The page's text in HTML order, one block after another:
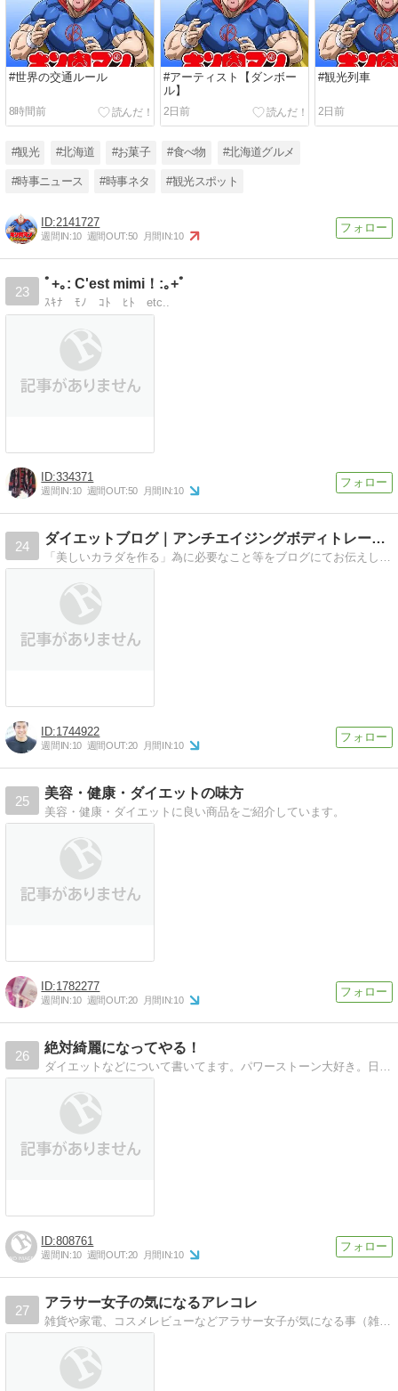
#世界の交通ルール
8時間前
#アーティスト【ダンボー
ル】
2日前
#観光列車
2日前
#観光 #北海道 #お菓子 #食べ物 #北海道グルメ
#時事ニュース #時事ネタ #観光スポット
2141727
週間IN:10 週間OUT:50 月間IN:10
23
ﾟ+｡: C'est mimi！:｡+ﾟ
ｽｷﾅ ﾓﾉ ｺﾄ ﾋﾄ etc..
334371
週間IN:10 週間OUT:50 月間IN:10
24
ダイエットブログ｜アンチエイジングボディトレーナー成田和貴
1744922
週間IN:10 週間OUT:20 月間IN:10
25
美容・健康・ダイエットの味方
美容・健康・ダイエットに良い商品をご紹介しています。
1782277
週間IN:10 週間OUT:20 月間IN:10
26
絶対綺麗になってやる！
808761
週間IN:10 週間OUT:20 月間IN:10
27
アラサー女子の気になるアレコレ
雑貨や家電、コスメレビューなどアラサー女子が気になる事（雑貨や家電、コスメのレビューなど）をお伝えします。